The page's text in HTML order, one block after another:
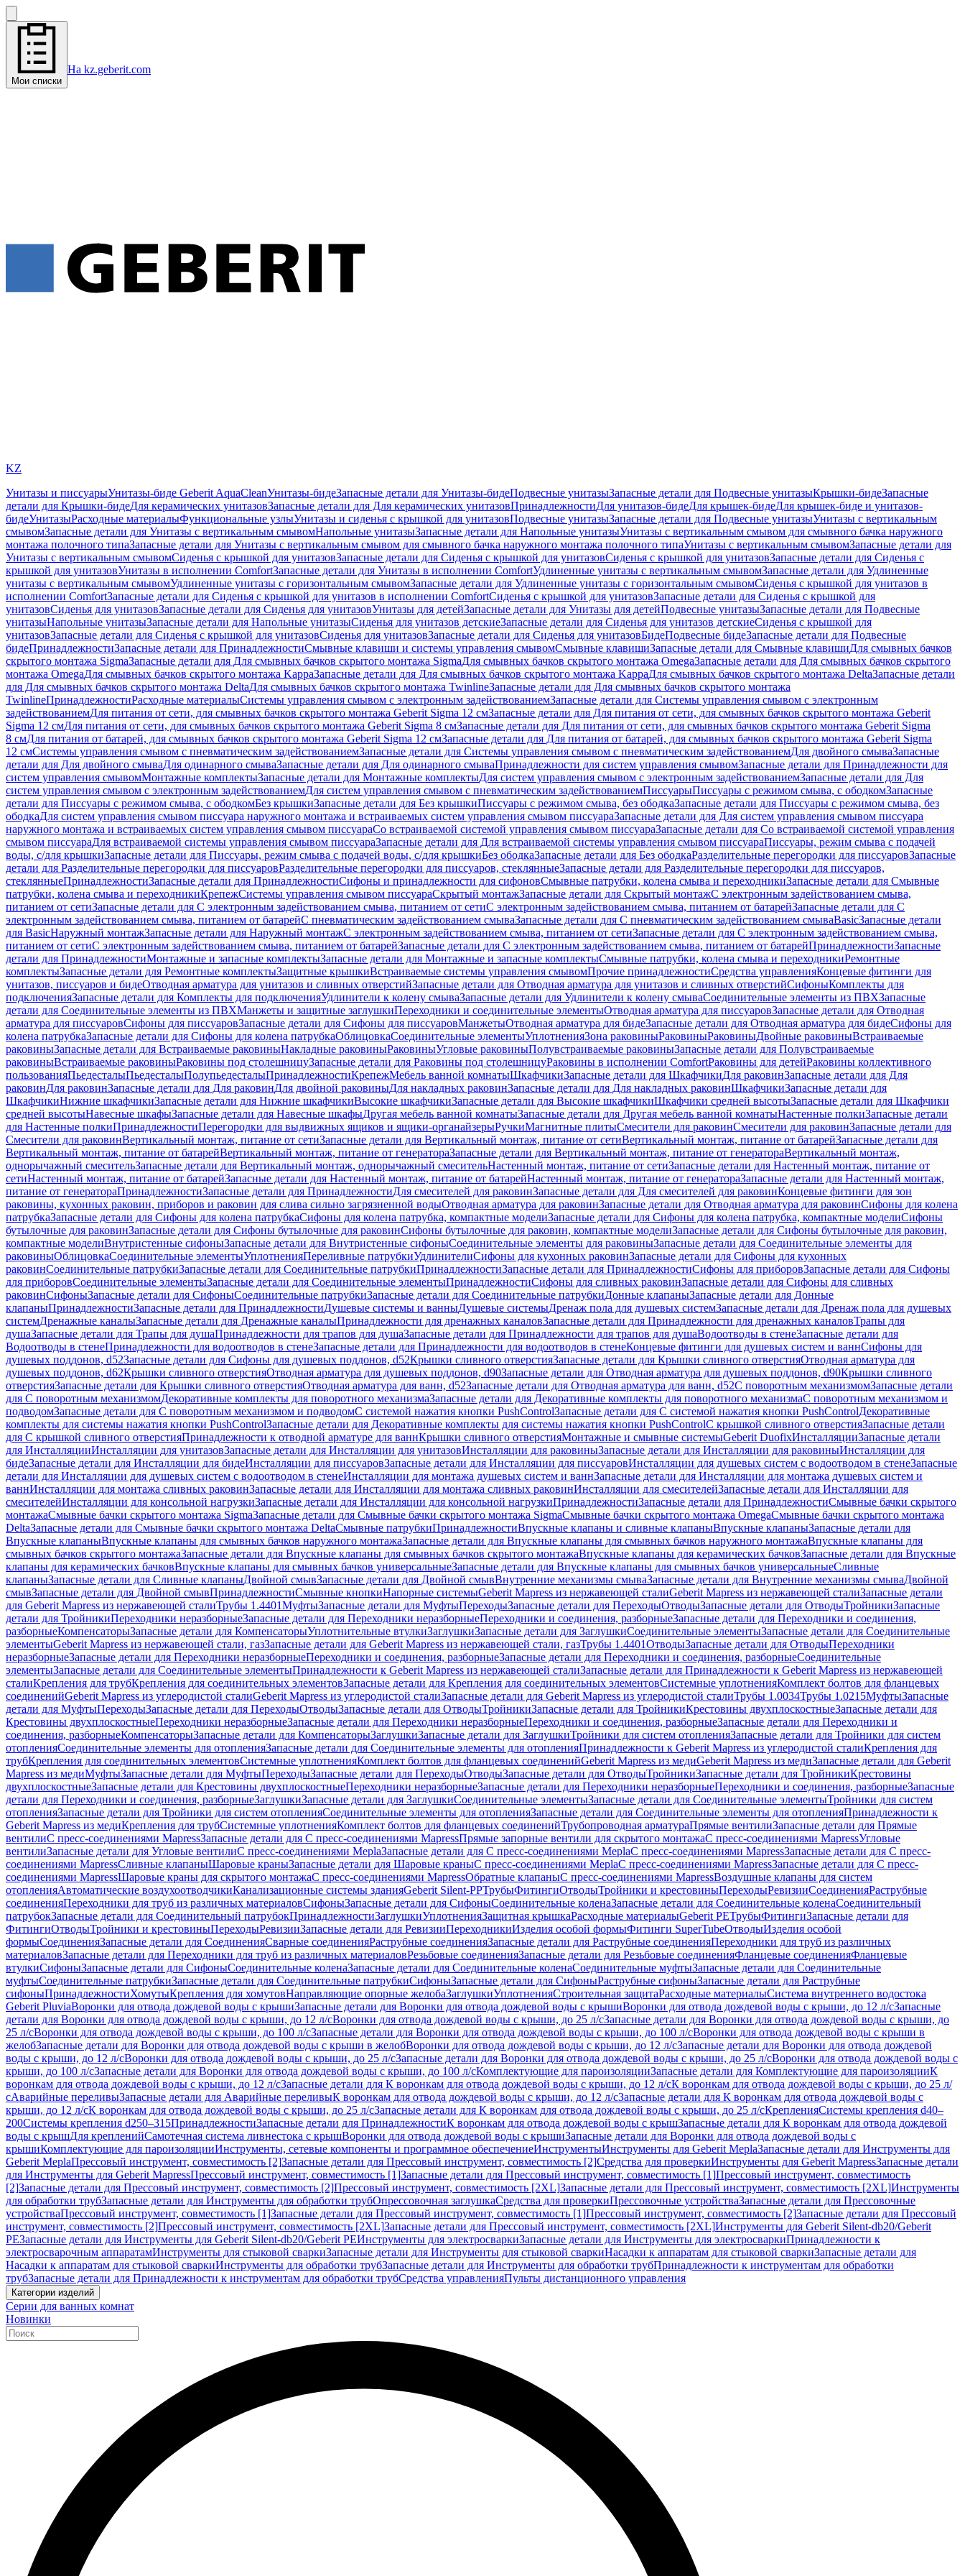
Мои списки
На kz.geberit.com
KZ
Унитазы и писсуарыУнитазы-биде Geberit AquaCleanУнитазы-бидеЗапасные детали для Унитазы-бидеПодвесные унитазыЗапасные детали для Подвесные унитазыКрышки-бидеЗапасные
детали для Крышки-бидеДля керамических унитазовЗапасные детали для Для керамических унитазовПринадлежностиДля унитазов-бидеДля крышек-бидеДля крышек-биде и унитазов-
бидеУнитазыРасходные материалыФункциональные узлыУнитазы и сиденья с крышкой для унитазовПодвесные унитазыЗапасные детали для Подвесные унитазыУнитазы с вертикальным
смывомЗапасные детали для Унитазы с вертикальным смывомНапольные унитазыЗапасные детали для Напольные унитазыУнитазы с вертикальным смывом для смывного бачка наружного
монтажа полочного типаЗапасные детали для Унитазы с вертикальным смывом для смывного бачка наружного монтажа полочного типаУнитазы с вертикальным смывомЗапасные детали для
Унитазы с вертикальным смывомСиденья с крышкой для унитазовЗапасные детали для Сиденья с крышкой для унитазовСиденья с крышкой для унитазовЗапасные детали для Сиденья с
крышкой для унитазовУнитазы в исполнении ComfortЗапасные детали для Унитазы в исполнении ComfortУдлиненные унитазы с вертикальным смывомЗапасные детали для Удлиненные
унитазы с вертикальным смывомУдлиненные унитазы с горизонтальным смывомЗапасные детали для Удлиненные унитазы с горизонтальным смывомСиденья с крышкой для унитазов в
исполнении ComfortЗапасные детали для Сиденья с крышкой для унитазов в исполнении ComfortСиденья с крышкой для унитазовЗапасные детали для Сиденья с крышкой для
унитазовСиденья для унитазовЗапасные детали для Сиденья для унитазовУнитазы для детейЗапасные детали для Унитазы для детейПодвесные унитазыЗапасные детали для Подвесные
унитазыНапольные унитазыЗапасные детали для Напольные унитазыСиденья для унитазов детскиеЗапасные детали для Сиденья для унитазов детскиеСиденья с крышкой для
унитазовЗапасные детали для Сиденья с крышкой для унитазовСиденья для унитазовЗапасные детали для Сиденья для унитазовБидеПодвесные бидеЗапасные детали для Подвесные
бидеПринадлежностиЗапасные детали для ПринадлежностиСмывные клавиши и системы управления смывомСмывные клавишиЗапасные детали для Смывные клавишиДля смывных бачков
скрытого монтажа SigmaЗапасные детали для Для смывных бачков скрытого монтажа SigmaДля смывных бачков скрытого монтажа OmegaЗапасные детали для Для смывных бачков скрытого
монтажа OmegaДля смывных бачков скрытого монтажа KappaЗапасные детали для Для смывных бачков скрытого монтажа KappaДля смывных бачков скрытого монтажа DeltaЗапасные детали
для Для смывных бачков скрытого монтажа DeltaДля смывных бачков скрытого монтажа TwinlineЗапасные детали для Для смывных бачков скрытого монтажа
TwinlineПринадлежностиРасходные материалыСистемы управления смывом с электронным задействованиемЗапасные детали для Системы управления смывом с электронным
задействованиемДля питания от сети, для смывных бачков скрытого монтажа Geberit Sigma 12 смЗапасные детали для Для питания от сети, для смывных бачков скрытого монтажа Geberit
Sigma 12 смДля питания от сети, для смывных бачков скрытого монтажа Geberit Sigma 8 смЗапасные детали для Для питания от сети, для смывных бачков скрытого монтажа Geberit Sigma
8 смДля питания от батарей, для смывных бачков скрытого монтажа Geberit Sigma 12 смЗапасные детали для Для питания от батарей, для смывных бачков скрытого монтажа Geberit Sigma
12 смСистемы управления смывом с пневматическим задействованиемЗапасные детали для Системы управления смывом с пневматическим задействованиемДля двойного смываЗапасные
детали для Для двойного смываДля одинарного смываЗапасные детали для Для одинарного смываПринадлежности для систем управления смывомЗапасные детали для Принадлежности для
систем управления смывомМонтажные комплектыЗапасные детали для Монтажные комплектыДля систем управления смывом с электронным задействованиемЗапасные детали для Для
систем управления смывом с электронным задействованиемДля систем управления смывом с пневматическим задействованиемПиссуарыПиссуары с режимом смыва, с ободкомЗапасные
детали для Писсуары с режимом смыва, с ободкомБез крышкиЗапасные детали для Без крышкиПиссуары с режимом смыва, без ободкаЗапасные детали для Писсуары с режимом смыва, без
ободкаДля систем управления смывом писсуара наружного монтажа и встраиваемых систем управления смывом писсуараЗапасные детали для Для систем управления смывом писсуара
наружного монтажа и встраиваемых систем управления смывом писсуараСо встраиваемой системой управления смывом писсуараЗапасные детали для Со встраиваемой системой управления
смывом писсуараДля встраиваемой системы управления смывом писсуараЗапасные детали для Для встраиваемой системы управления смывом писсуараПиссуары, режим смыва с подачей
воды, с/для крышкиЗапасные детали для Писсуары, режим смыва с подачей воды, с/для крышкиБез ободкаЗапасные детали для Без ободкаРазделительные перегородки для писсуаровЗапасные
детали для Разделительные перегородки для писсуаровРазделительные перегородки для писсуаров, стеклянныеЗапасные детали для Разделительные перегородки для писсуаров,
стеклянныеПринадлежностиЗапасные детали для ПринадлежностиСифоны и принадлежности для сифоновСмывные патрубки, колена смыва и переходникиЗапасные детали для Смывные
патрубки, колена смыва и переходникиКрепежСистемы управления смывом писсуараСкрытый монтажЗапасные детали для Скрытый монтажС электронным задействованием смыва,
питанием от сетиЗапасные детали для С электронным задействованием смыва, питанием от сетиС электронным задействованием смыва, питанием от батарейЗапасные детали для С
электронным задействованием смыва, питанием от батарейС пневматическим задействованием смываЗапасные детали для С пневматическим задействованием смываBasicЗапасные детали
для BasicНаружный монтажЗапасные детали для Наружный монтажС электронным задействованием смыва, питанием от сетиЗапасные детали для С электронным задействованием смыва,
питанием от сетиС электронным задействованием смыва, питанием от батарейЗапасные детали для С электронным задействованием смыва, питанием от батарейПринадлежностиЗапасные
детали для ПринадлежностиМонтажные и запасные комплектыЗапасные детали для Монтажные и запасные комплектыСмывные патрубки, колена смыва и переходникиРемонтные
комплектыЗапасные детали для Ремонтные комплектыЗащитные крышкиВстраиваемые системы управления смывомПрочие принадлежностиСредства управленияКонцевые фитинги для
унитазов, писсуаров и бидеОтводная арматура для унитазов и сливных отверстийЗапасные детали для Отводная арматура для унитазов и сливных отверстийСифоныКомплекты для
подключенияЗапасные детали для Комплекты для подключенияУдлинители к колену смываЗапасные детали для Удлинители к колену смываСоединительные элементы из ПВХЗапасные
детали для Соединительные элементы из ПВХМанжеты и защитные заглушкиПереходники и соединительные элементыОтводная арматура для писсуаровЗапасные детали для Отводная
арматура для писсуаровCифоны для писсуаровЗапасные детали для Cифоны для писсуаровМанжетыОтводная арматура для бидеЗапасные детали для Отводная арматура для бидеСифоны для
колена патрубкаЗапасные детали для Сифоны для колена патрубкаОблицовкаСоединительные элементыУплотненияЗона раковиныРаковиныРаковиныДвойные раковиныВстраиваемые
раковиныЗапасные детали для Встраиваемые раковиныНакладные раковиныРаковиныУгловые раковиныПолувстраиваемые раковиныЗапасные детали для Полувстраиваемые
раковиныВстраиваемые раковиныРаковины под столешницуЗапасные детали для Раковины под столешницуРаковины в исполнении ComfortPаковины для детейРаковины коллективного
пользованияПьедесталыПьедесталыПолупьедесталыПринадлежностиКрепежМебель ванной комнатыШкафчикиЗапасные детали для ШкафчикиДля раковинЗапасные детали для Для
раковинДля раковинЗапасные детали для Для раковинДля двойной раковиныДля накладных pаковинЗапасные детали для Для накладных pаковинШкафчикиЗапасные детали для
ШкафчикиНижние шкафчикиЗапасные детали для Нижние шкафчикиВысокие шкафчикиЗапасные детали для Высокие шкафчикиШкафчики средней высотыЗапасные детали для Шкафчики
средней высотыНавесные шкафыЗапасные детали для Навесные шкафыДругая мебель ванной комнатыЗапасные детали для Другая мебель ванной комнатыНастенные полкиЗапасные детали
для Настенные полкиПринадлежностиПерегородки для выдвижных ящиков и ящики-органайзерыРучкиМагнитные плитыСмесители для раковинСмесители для раковинЗапасные детали для
Смесители для раковинВертикальный монтаж, питание от сетиЗапасные детали для Вертикальный монтаж, питание от сетиВертикальный монтаж, питание от батарейЗапасные детали для
Вертикальный монтаж, питание от батарейВертикальный монтаж, питание от генератораЗапасные детали для Вертикальный монтаж, питание от генератораВертикальный монтаж,
однорычажный смесительЗапасные детали для Вертикальный монтаж, однорычажный смесительНастенный монтаж, питание от сетиЗапасные детали для Настенный монтаж, питание от
сетиНастенный монтаж, питание от батарейЗапасные детали для Настенный монтаж, питание от батарейНастенный монтаж, питание от генератораЗапасные детали для Настенный монтаж,
питание от генератораПринадлежностиЗапасные детали для ПринадлежностиДля смесителей для раковинЗапасные детали для Для смесителей для раковинКонцевые фитинги для зон
раковины, кухонных раковин, приборов и раковин для слива сильно загрязненной водыОтводная арматура для раковинЗапасные детали для Отводная арматура для раковинСифоны для колена
патрубкаЗапасные детали для Сифоны для колена патрубкаСифоны для колена патрубка, компактные моделиЗапасные детали для Сифоны для колена патрубка, компактные моделиСифоны
бутылочные для раковинЗапасные детали для Сифоны бутылочные для раковинСифоны бутылочные для раковин, компактные моделиЗапасные детали для Сифоны бутылочные для раковин,
компактные моделиВнутристенные сифоныЗапасные детали для Внутристенные сифоныСоединительные элементы для раковиныЗапасные детали для Соединительные элементы для
раковиныОблицовкаСоединительные элементыУплотненияПереливные патрубкиУдлинителиСифоны для кухонных раковинЗапасные детали для Сифоны для кухонных
раковинСоединительные патрубкиЗапасные детали для Соединительные патрубкиПринадлежностиЗапасные детали для ПринадлежностиСифоны для приборовЗапасные детали для Сифоны
для приборовСоединительные элементыЗапасные детали для Соединительные элементыПринадлежностиСифоны для сливных раковинЗапасные детали для Сифоны для сливных
раковинСифоныЗапасные детали для СифоныСоединительные патрубкиЗапасные детали для Соединительные патрубкиДонные клапаныЗапасные детали для Донные
клапаныПринадлежностиЗапасные детали для ПринадлежностиДушевые системы и ванныДушевые системыДренаж пола для душевых системЗапасные детали для Дренаж пола для душевых
системДренажные каналыЗапасные детали для Дренажные каналыПринадлежности для дренажных каналовЗапасные детали для Принадлежности для дренажных каналовТрапы для
душаЗапасные детали для Трапы для душаПринадлежности для трапов для душаЗапасные детали для Принадлежности для трапов для душаВодоотводы в стенеЗапасные детали для
Водоотводы в стенеПринадлежности для водоотводов в стенеЗапасные детали для Принадлежности для водоотводов в стенеКонцевые фитинги для душевых систем и ваннСифоны для
душевых поддонов, d52Запасные детали для Сифоны для душевых поддонов, d52Крышки сливного отверстияЗапасные детали для Крышки сливного отверстияОтводная арматура для
душевых поддонов, d62Крышки сливного отверстияОтводная арматура для душевых поддонов, d90Запасные детали для Отводная арматура для душевых поддонов, d90Крышки сливного
отверстияЗапасные детали для Крышки сливного отверстияОтводная арматура для ванн, d52Запасные детали для Отводная арматура для ванн, d52С поворотным механизмомЗапасные детали
для С поворотным механизмомДекоративные комплекты для поворотного механизмаЗапасные детали для Декоративные комплекты для поворотного механизмаС поворотным механизмом и
подводомЗапасные детали для С поворотным механизмом и подводомС системой нажатия кнопки PushControlЗапасные детали для С системой нажатия кнопки PushControlДекоративные
комплекты для системы нажатия кнопки PushControlЗапасные детали для Декоративные комплекты для системы нажатия кнопки PushControlС крышкой сливного отверстияЗапасные детали
для С крышкой сливного отверстияПринадлежности к отводной арматуре для ваннКрышки сливного отверстияМонтажные и смывные системыGeberit DuofixИнсталляцииЗапасные детали
для ИнсталляцииИнсталляции для унитазовЗапасные детали для Инсталляции для унитазовИнсталляции для раковиныЗапасные детали для Инсталляции для раковиныИнсталляции для
бидеЗапасные детали для Инсталляции для бидеИнсталляции для писсуаровЗапасные детали для Инсталляции для писсуаровИнсталляции для душевых систем с водоотводом в стенеЗапасные
детали для Инсталляции для душевых систем с водоотводом в стенеИнсталляции для монтажа душевых систем и ваннЗапасные детали для Инсталляции для монтажа душевых систем и
ваннИнсталляции для монтажа сливных раковинЗапасные детали для Инсталляции для монтажа сливных раковинИнсталляции для смесителейЗапасные детали для Инсталляции для
смесителейИнсталляции для консольной нагрузкиЗапасные детали для Инсталляции для консольной нагрузкиПринадлежностиЗапасные детали для ПринадлежностиСмывные бачки скрытого
монтажаСмывные бачки скрытого монтажа SigmaЗапасные детали для Смывные бачки скрытого монтажа SigmaСмывные бачки скрытого монтажа OmegaСмывные бачки скрытого монтажа
DeltaЗапасные детали для Смывные бачки скрытого монтажа DeltaСмывные патрубкиПринадлежностиВпускные клапаны и сливные клапаныВпускные клапаныЗапасные детали для
Впускные клапаныВпускные клапаны для смывных бачков наружного монтажаЗапасные детали для Впускные клапаны для смывных бачков наружного монтажаВпускные клапаны для
смывных бачков скрытого монтажаЗапасные детали для Впускные клапаны для смывных бачков скрытого монтажаВпускные клапаны для керамических бачковЗапасные детали для Впускные
клапаны для керамических бачковВпускные клапаны для смывных бачков универсальныеЗапасные детали для Впускные клапаны для смывных бачков универсальныеСливные
клапаныЗапасные детали для Сливные клапаныДвойной смывЗапасные детали для Двойной смывВнутренние механизмы смываЗапасные детали для Внутренние механизмы смываДвойной
смывЗапасные детали для Двойной смывПринадлежностиСмывные кнопкиНапорные системыGeberit Mapress из нержавеющей сталиGeberit Mapress из нержавеющей сталиЗапасные детали
для Geberit Mapress из нержавеющей сталиТрубы 1.4401МуфтыЗапасные детали для МуфтыПереходыЗапасные детали для ПереходыОтводыЗапасные детали для ОтводыТройникиЗапасные
детали для ТройникиПереходники неразборныеЗапасные детали для Переходники неразборныеПереходники и соединения, разборныеЗапасные детали для Переходники и соединения,
разборныеКомпенсаторыЗапасные детали для КомпенсаторыУплотнительные втулкиЗаглушкиЗапасные детали для ЗаглушкиСоединительные элементыЗапасные детали для Соединительные
элементыGeberit Mapress из нержавеющей стали, газЗапасные детали для Geberit Mapress из нержавеющей стали, газТрубы 1.4401ОтводыЗапасные детали для ОтводыПереходники
неразборныеЗапасные детали для Переходники неразборныеПереходники и соединения, разборныеЗапасные детали для Переходники и соединения, разборныеСоединительные
элементыЗапасные детали для Соединительные элементыПринадлежности к Geberit Mapress из нержавеющей сталиЗапасные детали для Принадлежности к Geberit Mapress из нержавеющей
сталиКрепления для трубКрепления для соединительных элементовЗапасные детали для Крепления для соединительных элементовСистемные уплотненияКомплект болтов для фланцевых
соединенийGeberit Mapress из углеродистой сталиGeberit Mapress из углеродистой сталиЗапасные детали для Geberit Mapress из углеродистой сталиТрубы 1.0034Трубы 1.0215МуфтыЗапасные
детали для МуфтыПереходыЗапасные детали для ПереходыОтводыЗапасные детали для ОтводыТройникиЗапасные детали для ТройникиКрестовины двухплоскостныеЗапасные детали для
Крестовины двухплоскостныеПереходники неразборныеЗапасные детали для Переходники неразборныеПереходники и соединения, разборныеЗапасные детали для Переходники и
соединения, разборныеКомпенсаторыЗапасные детали для КомпенсаторыЗаглушкиЗапасные детали для ЗаглушкиТройники для систем отопленияЗапасные детали для Тройники для систем
отопленияСоединительные элементы для отопленияЗапасные детали для Соединительные элементы для отопленияПринадлежности к Geberit Mapress из углеродистой сталиКрепления для
трубКрепления для соединительных элементовСистемные уплотненияКомплект болтов для фланцевых соединенийGeberit Mapress из медиGeberit Mapress из медиЗапасные детали для Geberit
Mapress из медиМуфтыЗапасные детали для МуфтыПереходыЗапасные детали для ПереходыОтводыЗапасные детали для ОтводыТройникиЗапасные детали для ТройникиКрестовины
двухплоскостныеЗапасные детали для Крестовины двухплоскостныеПереходники неразборныеЗапасные детали для Переходники неразборныеПереходники и соединения, разборныеЗапасные
детали для Переходники и соединения, разборныеЗаглушкиЗапасные детали для ЗаглушкиСоединительные элементыЗапасные детали для Соединительные элементыТройники для систем
отопленияЗапасные детали для Тройники для систем отопленияСоединительные элементы для отопленияЗапасные детали для Соединительные элементы для отопленияПринадлежности к
Geberit Mapress из медиКрепления для трубСистемные уплотненияКомплект болтов для фланцевых соединенийТрубопроводная арматураПрямые вентилиЗапасные детали для Прямые
вентилиС пресс-соединениями MapressЗапасные детали для С пресс-соединениями MapressПрямые запорные вентили для скрытого монтажаС пресс-соединениями MapressУгловые
вентилиЗапасные детали для Угловые вентилиС пресс-соединениями MeplaЗапасные детали для С пресс-соединениями MeplaС пресс-соединениями MapressЗапасные детали для С пресс-
соединениями MapressСливные клапаныШаровые краныЗапасные детали для Шаровые краныС пресс-соединениями MeplaС пресс-соединениями MapressЗапасные детали для С пресс-
соединениями MapressШаровые краны для скрытого монтажаС пресс-соединениями MapressОбратные клапаныС пресс-соединениями MapressВоздушные клапаны для систем
отопленияАвтоматические воздухоотводчикиКанализационные системы зданияGeberit Silent-PPТрубыФитингиОтводыТройники и крестовиныПереходыРевизииСоединенияРаструбные
соединенияПереходники для труб из различных материаловСифоныЗапасные детали для СифоныСоединительные коленаЗапасные детали для Соединительные коленаСоединительный
патрубокЗапасные детали для Соединительный патрубокПринадлежностиЗаглушкиУплотненияЗащитная крышкаРасходные материалыGeberit PEТрубыФитингиЗапасные детали для
ФитингиОтводыТройники и крестовиныПереходыРевизииЗапасные детали для РевизииПереходникиИзделия особой формыФитинги SuperTubeОтводыИзделия особой
формыСоединенияЗапасные детали для СоединенияСварные соединенияРаструбные соединенияЗапасные детали для Раструбные соединенияПереходники для труб из различных
материаловЗапасные детали для Переходники для труб из различных материаловРезьбовые соединенияЗапасные детали для Резьбовые соединенияФланцевые соединенияФланцевые
втулкиСифоныЗапасные детали для СифоныСоединительные коленаЗапасные детали для Соединительные коленаСоединительные муфтыЗапасные детали для Соединительные
муфтыСоединительные патрубкиЗапасные детали для Соединительные патрубкиСифоныЗапасные детали для СифоныРаструбные сифоныЗапасные детали для Раструбные
сифоныПринадлежностиХомутыКрепления для хомутовНаправляющие опорные желобаЗаглушкиУплотненияСтроительная защитаРасходные материалыСистема внутреннего водостока
Geberit PluviaВоронки для отвода дождевой воды с крышиЗапасные детали для Воронки для отвода дождевой воды с крышиВоронки для отвода дождевой воды с крыши, до 12 л/сЗапасные
детали для Воронки для отвода дождевой воды с крыши, до 12 л/сВоронки для отвода дождевой воды с крыши, до 25 л/сЗапасные детали для Воронки для отвода дождевой воды с крыши, до
25 л/сВоронки для отвода дождевой воды с крыши, до 100 л/сЗапасные детали для Воронки для отвода дождевой воды с крыши, до 100 л/сВоронки для отвода дождевой воды с крыши в
желобЗапасные детали для Воронки для отвода дождевой воды с крыши в желобВоронки для отвода дождевой воды с крыши, до 12 л/сЗапасные детали для Воронки для отвода дождевой
воды с крыши, до 12 л/сВоронки для отвода дождевой воды с крыши, до 25 л/сЗапасные детали для Воронки для отвода дождевой воды с крыши, до 25 л/сВоронки для отвода дождевой воды с
крыши, до 100 л/сЗапасные детали для Воронки для отвода дождевой воды с крыши, до 100 л/сКомплектующие для пароизоляцииЗапасные детали для Комплектующие для пароизоляцииК
воронкам для отвода дождевой воды с крыши, до 12 л/сЗапасные детали для К воронкам для отвода дождевой воды с крыши, до 12 л/сК воронкам для отвода дождевой воды с крыши, до 25 л/
сАварийные переливыЗапасные детали для Аварийные переливыК воронкам для отвода дождевой воды с крыши, до 12 л/сЗапасные детали для К воронкам для отвода дождевой воды с
крыши, до 12 л/сК воронкам для отвода дождевой воды с крыши, до 25 л/сЗапасные детали для К воронкам для отвода дождевой воды с крыши, до 25 л/сКрепленияСистемы крепления d40–
200Системы крепления d250–315ПринадлежностиЗапасные детали для ПринадлежностиК воронкам для отвода дождевой воды с крышЗапасные детали для К воронкам для отвода дождевой
воды с крышДля крепленийСамотечная система ливнестока с крышВоронки для отвода дождевой воды с крышиЗапасные детали для Воронки для отвода дождевой воды с
крышиКомплектующие для пароизоляцииИнструменты, сетевые компоненты и программное обеспечениеИнструментыИнструменты для Geberit MeplaЗапасные детали для Инструменты для
Geberit MeplaПрессовый инструмент, совместимость [2]Запасные детали для Прессовый инструмент, совместимость [2]Средства для проверкиИнструменты для Geberit MapressЗапасные детали
для Инструменты для Geberit MapressПрессовый инструмент, совместимость [1]Запасные детали для Прессовый инструмент, совместимость [1]Прессовый инструмент, совместимость
[2]Запасные детали для Прессовый инструмент, совместимость [2]Прессовый инструмент, совместимость [2XL]Запасные детали для Прессовый инструмент, совместимость [2XL]Инструменты
для обработки трубЗапасные детали для Инструменты для обработки трубОпрессовочная заглушкаСредства для проверкиПрессовочные устройстваЗапасные детали для Прессовочные
устройстваПрессовый инструмент, совместимость [1]Запасные детали для Прессовый инструмент, совместимость [1]Прессовый инструмент, совместимость [2]Запасные детали для Прессовый
инструмент, совместимость [2]Прессовый инструмент, совместимость [2XL]Запасные детали для Прессовый инструмент, совместимость [2XL]Инструменты для Geberit Silent-db20/Geberit
PEЗапасные детали для Инструменты для Geberit Silent-db20/Geberit PEИнструменты для электросваркиЗапасные детали для Инструменты для электросваркиПринадлежности к
электросварочным аппаратамИнструменты для стыковой сваркиЗапасные детали для Инструменты для стыковой сваркиНасадки к аппаратам для стыковой сваркиЗапасные детали для
Насадки к аппаратам для стыковой сваркиИнструменты для обработки трубЗапасные детали для Инструменты для обработки трубПринадлежности к инструментам для обработки
трубЗапасные детали для Принадлежности к инструментам для обработки трубСредства управленияПульты дистанционного управления
Категории изделий
Серии для ванных комнат
Новинки